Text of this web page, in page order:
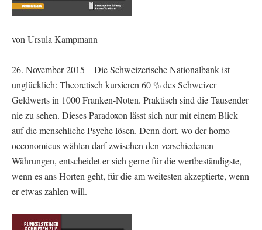
von Ursula Kampmann
26. November 2015 – Die Schweizerische Nationalbank ist
unglücklich: Theoretisch kursieren 60 % des Schweizer
Geldwerts in 1000 Franken-Noten. Praktisch sind die Tausender
nie zu sehen. Dieses Paradoxon lässt sich nur mit einem Blick
auf die menschliche Psyche lösen. Denn dort, wo der homo
oeconomicus wählen darf zwischen den verschiedenen
Währungen, entscheidet er sich gerne für die wertbeständigste,
wenn es ans Horten geht, für die am weitesten akzeptierte, wenn
er etwas zahlen will.